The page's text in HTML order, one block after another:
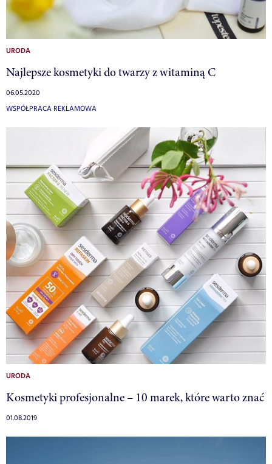
URODA
Najlepsze kosmetyki do twarzy z witaminą C
06.05.2020
WSPÓŁPRACA REKLAMOWA
URODA
Kosmetyki profesjonalne – 10 marek, które warto znać
01.08.2019